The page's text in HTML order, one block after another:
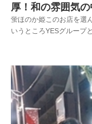
厚！和の雰囲気
される・・・
蛍ほのか姫このお店を選
いうところYESグループ
んだ。普段から普通の
回は、日常ではなかなか
て、関内にあるY...